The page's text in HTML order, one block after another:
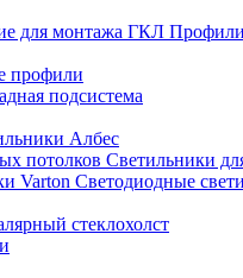
профили
подсистема
Албес
Светильники
Светодиодные
стеклохолст